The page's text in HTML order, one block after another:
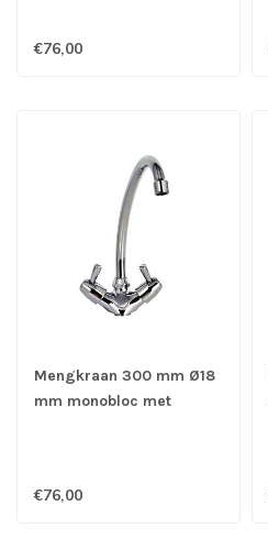
€76,00
Mengkraan 300 mm Ø18
mm monobloc met
€76,00